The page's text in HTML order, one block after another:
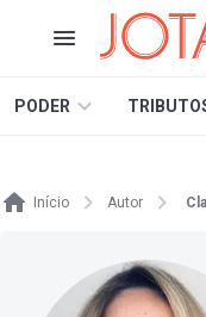
PODER
Início Autor